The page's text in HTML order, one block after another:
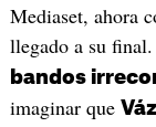
Mediaset, ahora
llegado a su final.
bandos
imaginar que